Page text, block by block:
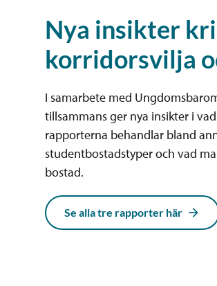
Nya insikter
korridorsvilja
I samarbete med
tillsammans ger nya insikter i
rapporterna behandlar bland
studentbostadstyper och vad
bostad.
Se alla tre rapporter här